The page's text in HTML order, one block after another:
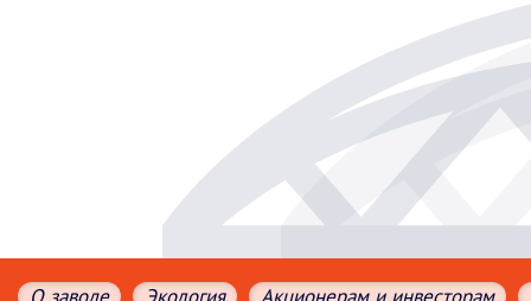
О заводе Экология Акционерам и инвесторам